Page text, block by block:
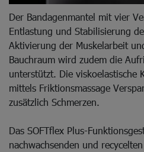
Der Bandagenmantel mit vier
Entlastung und Stabilisierung
Aktivierung der Muskelarbeit
Bauchraum wird zudem die
unterstützt. Die viskoelastische
mittels Friktionsmassage
zusätzlich Schmerzen.
Das SOFTflex Plus-
nachwachsenden und